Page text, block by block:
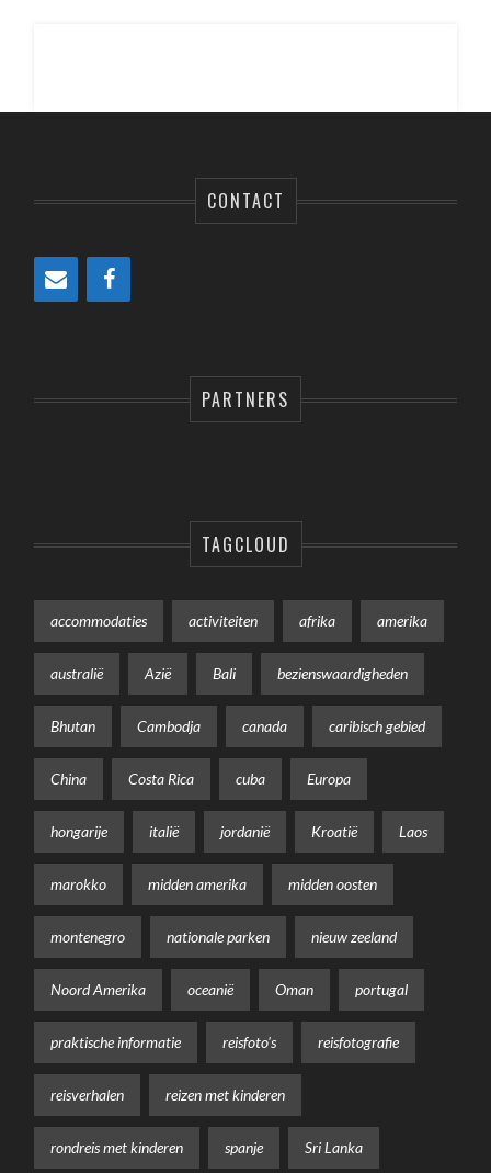
CONTACT
PARTNERS
TAGCLOUD
accommodaties activiteiten afrika amerika
australië Azië Bali bezienswaardigheden
Bhutan Cambodja canada caribisch gebied
China Costa Rica cuba Europa
hongarije italië jordanië Kroatië Laos
marokko midden amerika midden oosten
montenegro nationale parken nieuw zeeland
Noord Amerika oceanië Oman portugal
praktische informatie reisfoto's reisfotografie
reisverhalen reizen met kinderen
rondreis met kinderen spanje Sri Lanka